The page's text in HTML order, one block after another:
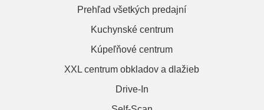
Prehľad všetkých predajní
Kuchynské centrum
Kúpeľňové centrum
XXL centrum obkladov a dlažieb
Drive-In